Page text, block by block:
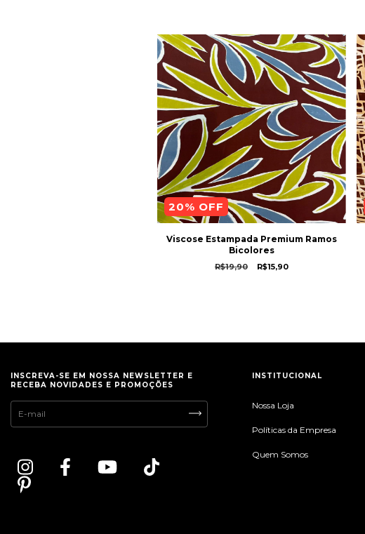
20% OFF
Viscose Estampada Premium Ramos
Bicolores
R$19,90 R$15,90
INSCREVA-SE EM NOSSA NEWSLETTER E
RECEBA NOVIDADES E PROMOÇÕES
INSTITUCIONAL
Nossa Loja
Políticas da Empresa
Quem Somos